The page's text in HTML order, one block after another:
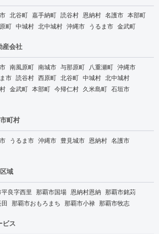
北谷町 嘉手納町 読谷村 恩納村 名護市 本部町
町 中城村 北中城村 沖縄市 うるま市 金武町
産会社
南風原町 南城市 与那原町 八重瀬町 沖縄市
市 読谷村 西原町 北谷町 中城村 北中城村
金武町 本部町 今帰仁村 久米島町 石垣市
町村
うるま市 沖縄市 豊見城市 恩納村 名護市
域
良字西里 那覇市国場 恩納村恩納 那覇市銘苅
那覇市おもろまち 那覇市小禄 那覇市牧志
ビス